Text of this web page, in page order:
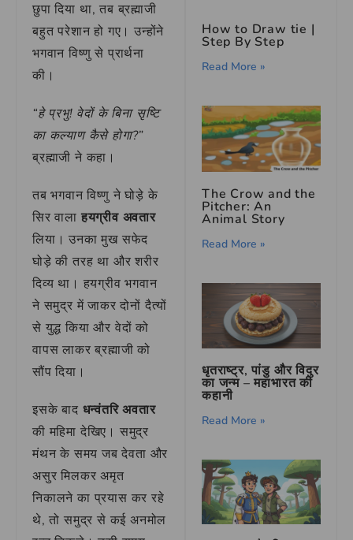
छुपा दिया था, तब ब्रह्माजी
बहुत परेशान हो गए। उन्होंने
भगवान विष्णु से प्रार्थना
की।
“हे प्रभु! वेदों के बिना सृष्टि
का कल्याण कैसे होगा?”
ब्रह्माजी ने कहा।
तब भगवान विष्णु ने घोड़े के
सिर वाला हयग्रीव अवतार
लिया। उनका मुख सफेद
घोड़े की तरह था और शरीर
दिव्य था। हयग्रीव भगवान
ने समुद्र में जाकर दोनों दैत्यों
से युद्ध किया और वेदों को
वापस लाकर ब्रह्माजी को
सौंप दिया।
इसके बाद धन्वंतरि अवतार
की महिमा देखिए। समुद्र
मंथन के समय जब देवता और
असुर मिलकर अमृत
निकालने का प्रयास कर रहे
थे, तो समुद्र से कई अनमोल
How to Draw tie |
Step By Step
Read More »
The Crow and the
Pitcher: An
Animal Story
Read More »
धृतराष्ट्र, पांडु और विदुर
का जन्म – महाभारत की
कहानी
Read More »